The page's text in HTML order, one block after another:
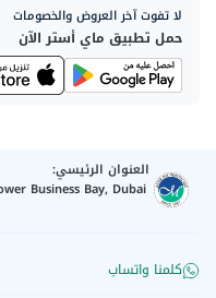
لا تفوت آخر العروض والخصومات
حمل تطبيق ماي أستر الآن
العنوان الرئيسي:
Business Bay, Dubai
كلمنا واتساب